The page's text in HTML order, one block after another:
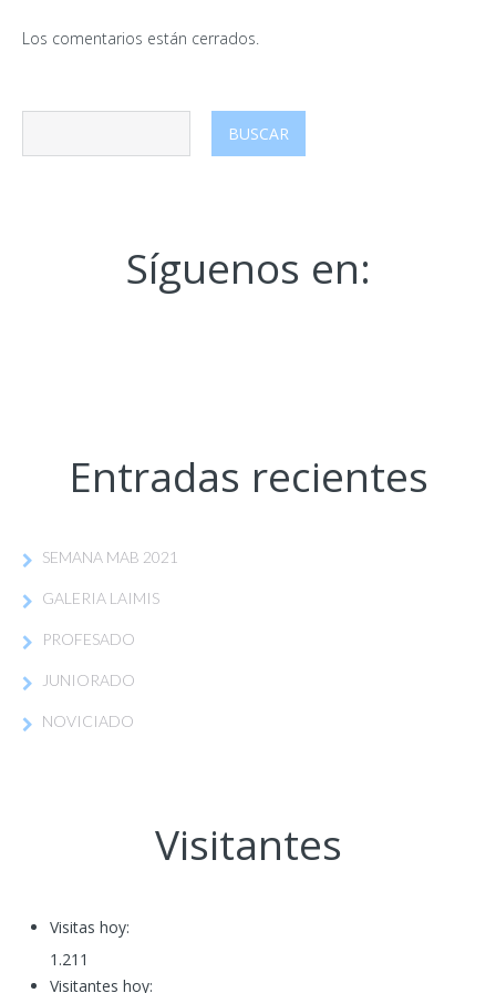
Los comentarios están cerrados.
Síguenos en:
Entradas recientes
SEMANA MAB 2021
GALERIA LAIMIS
PROFESADO
JUNIORADO
NOVICIADO
Visitantes
Visitas hoy:
1.211
Visitantes hoy: